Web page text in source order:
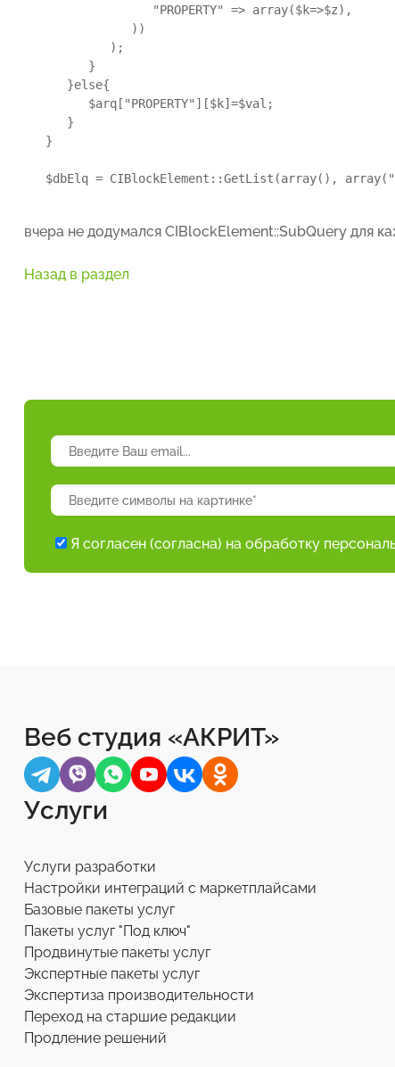
"PROPERTY" => array($k=>$z),
))
);
}
}else{
$arq["PROPERTY"][$k]=$val;
}
}
$dbElq = CIBlockElement::GetList(array(),
вчера не додумался CIBlockElement::SubQuery для
Назад в раздел
Я согласен (согласна) на обработку
Веб студия «АКРИТ»
Услуги
Услуги разработки
Настройки интеграций с маркетплайсами
Базовые пакеты услуг
Пакеты услуг "Под ключ"
Продвинутые пакеты услуг
Экспертные пакеты услуг
Экспертиза производительности
Переход на старшие редакции
Продление решений